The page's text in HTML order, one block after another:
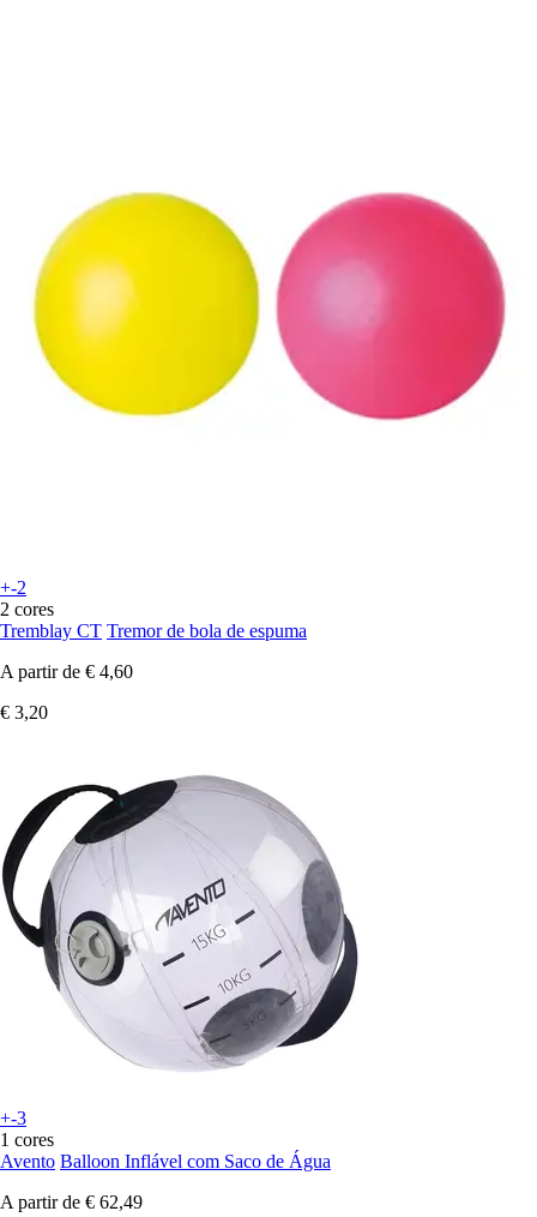
+-2
2 cores
Tremblay CT Tremor de bola de espuma
A partir de € 4,60
€ 3,20
+-3
1 cores
Avento Balloon Inflável com Saco de Água
A partir de € 62,49